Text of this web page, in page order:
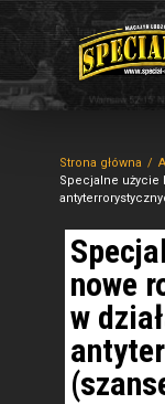
Strona główna
Specjalne użycie
nowe
w